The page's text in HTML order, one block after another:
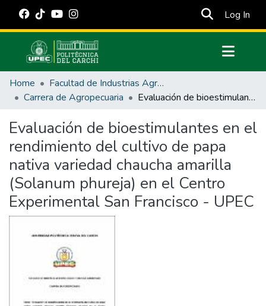
Log In
Communities & Collections
All of DSpace
Estadísticas Externas
Manuales
Home
Facultad de Industrias Agropecuarias y Ciencias Ambientales
Carrera de Agropecuaria
Evaluación de bioestimulantes en el rendimiento del cultivo de papa nativa variedad chaucha amarilla (Solanum phureja) en el Centro Experimental San Francisco - UPEC
Evaluación de bioestimulantes en el
rendimiento del cultivo de papa
nativa variedad chaucha amarilla
(Solanum phureja) en el Centro
Experimental San Francisco - UPEC